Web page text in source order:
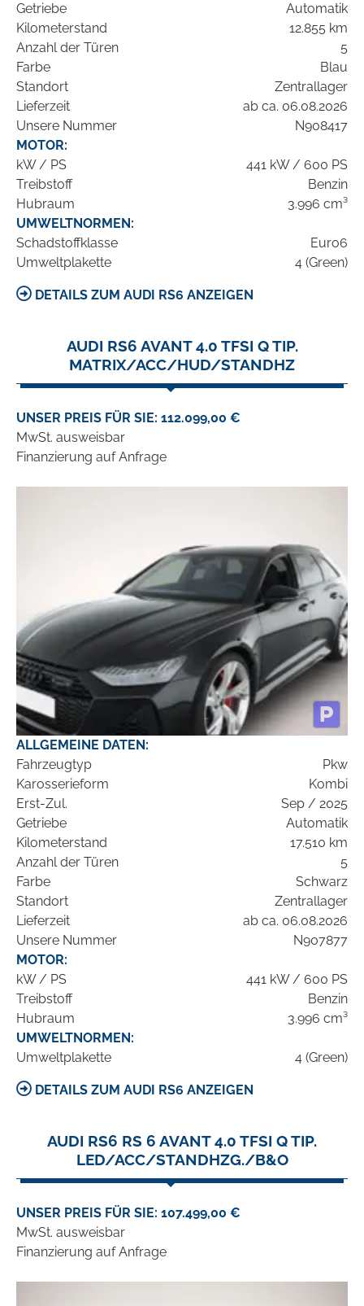
Getriebe
Automatik
Kilometerstand
12.855 km
Anzahl der Türen
5
Farbe
Blau
Standort
Zentrallager
Lieferzeit
ab ca. 06.08.2026
Unsere Nummer
N908417
MOTOR:
kW / PS
441 kW / 600 PS
Treibstoff
Benzin
Hubraum
3.996 cm³
UMWELTNORMEN:
Schadstoffklasse
Euro6
Umweltplakette
4 (Green)
DETAILS ZUM AUDI RS6 ANZEIGEN
AUDI RS6 AVANT 4.0 TFSI Q TIP.
MATRIX/ACC/HUD/STANDHZ
UNSER PREIS FÜR SIE: 112.099,00 €
MwSt. ausweisbar
Finanzierung auf Anfrage
ALLGEMEINE DATEN:
Fahrzeugtyp
Pkw
Karosserieform
Kombi
Erst-Zul.
Sep / 2025
Getriebe
Automatik
Kilometerstand
17.510 km
Anzahl der Türen
5
Farbe
Schwarz
Standort
Zentrallager
Lieferzeit
ab ca. 06.08.2026
Unsere Nummer
N907877
MOTOR:
kW / PS
441 kW / 600 PS
Treibstoff
Benzin
Hubraum
3.996 cm³
UMWELTNORMEN:
Umweltplakette
4 (Green)
DETAILS ZUM AUDI RS6 ANZEIGEN
AUDI RS6 RS 6 AVANT 4.0 TFSI Q TIP.
LED/ACC/STANDHZG./B&O
UNSER PREIS FÜR SIE: 107.499,00 €
MwSt. ausweisbar
Finanzierung auf Anfrage